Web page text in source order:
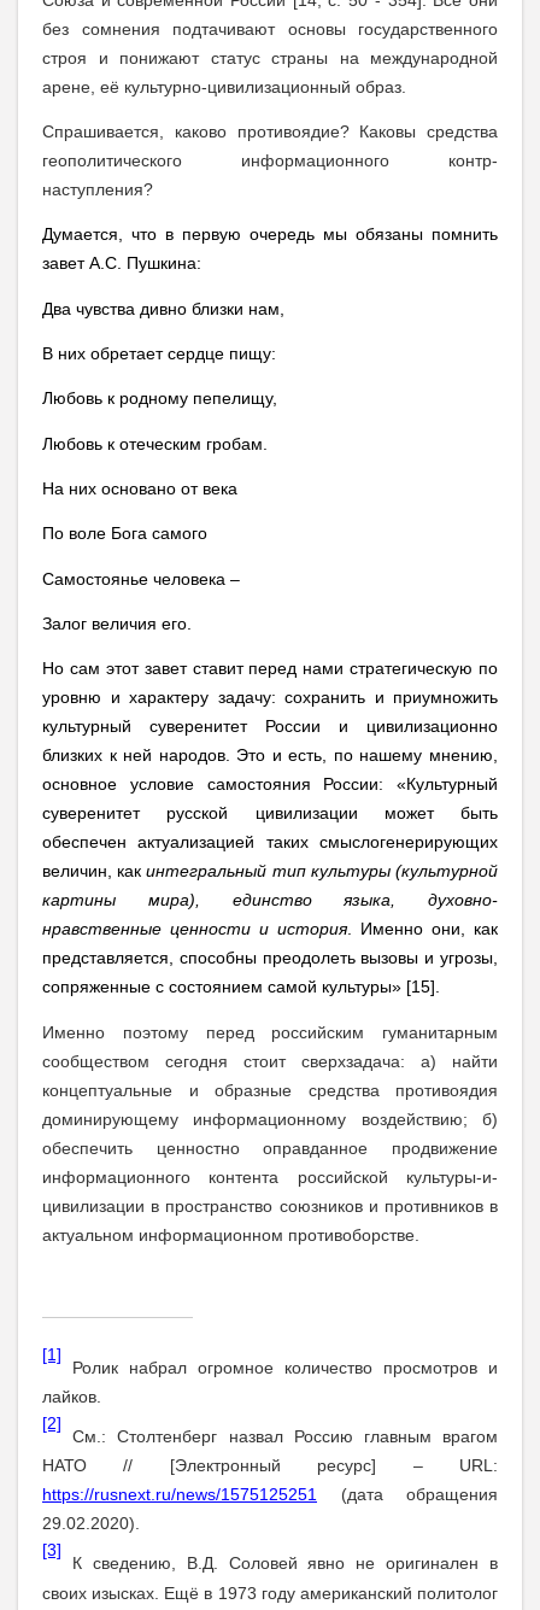
без сомнения подтачивают основы государственного
строя и понижают статус страны на международной
арене, её культурно-цивилизационный образ.
Спрашивается, каково противоядие? Каковы средства
геополитического информационного контр-
наступления?
Думается, что в первую очередь мы обязаны помнить
завет А.С. Пушкина:
Два чувства дивно близки нам,
В них обретает сердце пищу:
Любовь к родному пепелищу,
Любовь к отеческим гробам.
На них основано от века
По воле Бога самого
Самостоянье человека –
Залог величия его.
Но сам этот завет ставит перед нами стратегическую по
уровню и характеру задачу: сохранить и приумножить
культурный суверенитет России и цивилизационно
близких к ней народов. Это и есть, по нашему мнению,
основное условие самостояния России: «Культурный
суверенитет русской цивилизации может быть
обеспечен актуализацией таких смыслогенерирующих
величин, какинтегральный тип культуры (культурной
картины мира), единство языка, духовно-
нравственные ценности и история. Именно они, как
представляется, способны преодолеть вызовы и угрозы,
сопряженные с состоянием самой культуры» [15].
Именно поэтому перед российским гуманитарным
сообществом сегодня стоит сверхзадача: а) найти
концептуальные и образные средства противоядия
доминирующему информационному воздействию; б)
обеспечить ценностно оправданное продвижение
информационного контента российской культуры-и-
цивилизации в пространство союзников и противников в
актуальном информационном противоборстве.
[1]
Ролик набрал огромное количество просмотров и
лайков.
[2]
См.: Столтенберг назвал Россию главным врагом
НАТО // [Электронный ресурс] – URL:
https://rusnext.ru/news/1575125251 (дата обращения
29.02.2020).
[3]
К сведению, В.Д. Соловей явно не оригинален в
своих изысках. Ещё в 1973 году американский политолог